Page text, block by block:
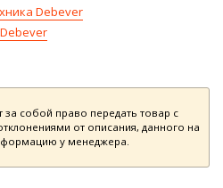
Debever
за собой право передать товар с
от описания, данного на
у менеджера.